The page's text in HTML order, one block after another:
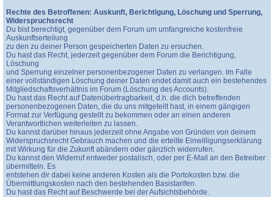
Rechte des Betroffenen: Auskunft, Berichtigung, Löschung und Sperrung,
Widerspruchsrecht
Du bist berechtigt, gegenüber dem Forum um umfangreiche kostenfreie
Auskunftserteilung
zu den zu deiner Person gespeicherten Daten zu ersuchen.
Du hast das Recht, jederzeit gegenüber dem Forum die Berichtigung,
Löschung
und Sperrung einzelner personenbezogener Daten zu verlangen. Im Falle
einer vollständigen Löschung deiner Daten endet damit auch ein bestehendes
Mitgliedschaftsverhältnis im Forum (Löschung des Accounts).
Du hast das Recht auf Datenübertragbarkeit, d.h. die dich betreffenden
personenbezogenen Daten, die du uns mitgeteilt hast, in einem gängigen
Format zur Verfügung gestellt zu bekommen oder an einen anderen
Verantwortlichen weiterleiten zu lassen.
Du kannst darüber hinaus jederzeit ohne Angabe von Gründen von deinem
Widerspruchsrecht Gebrauch machen und die erteilte Einwilligungserklärung
mit Wirkung für die Zukunft abändern oder gänzlich widerrufen.
Du kannst den Widerruf entweder postalisch, oder per E-Mail an den Betreiber
übermitteln. Es
entstehen dir dabei keine anderen Kosten als die Portokosten bzw. die
Übermittlungskosten nach den bestehenden Basistarifen.
Du hast das Recht auf Beschwerde bei der Aufsichtsbehörde.